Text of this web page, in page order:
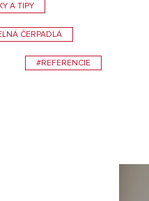
A TIPY
ČERPADLÁ
#REFERENCIE